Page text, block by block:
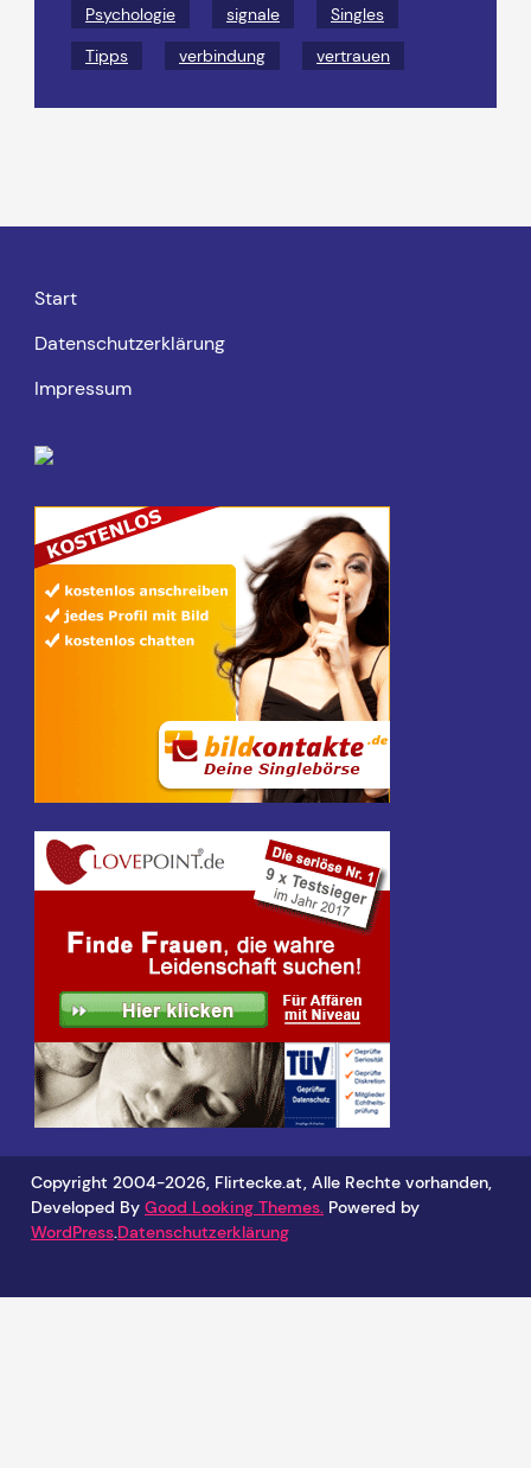
Psychologie
signale
Singles
Tipps
verbindung vertrauen
Start
Datenschutzerklärung
Impressum
Copyright 2004-2026, Flirtecke.at, Alle Rechte vorhanden,
Developed By Good Looking Themes. Powered by
WordPress.Datenschutzerklärung